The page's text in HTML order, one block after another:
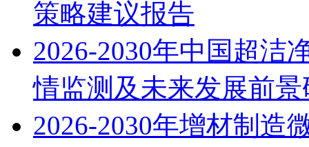
策略建议报告
2026-2030年中国超洁
情监测及未来发展前
2026-2030年增材制造